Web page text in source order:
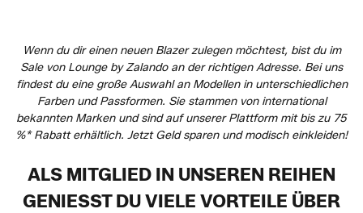
Wenn du dir einen neuen Blazer zulegen möchtest, bist du im
Sale von Lounge by Zalando an der richtigen Adresse. Bei uns
findest du eine große Auswahl an Modellen in unterschiedlichen
Farben und Passformen. Sie stammen von international
bekannten Marken und sind auf unserer Plattform mit bis zu 75
%* Rabatt erhältlich. Jetzt Geld sparen und modisch einkleiden!
ALS MITGLIED IN UNSEREN REIHEN
GENIESST DU VIELE VORTEILE ÜBER D